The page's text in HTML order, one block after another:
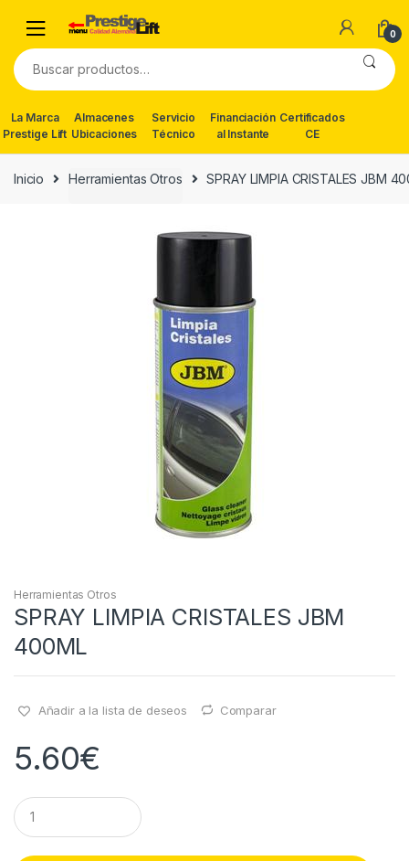
navigation
content
0
Buscar
por:
La Marca
Prestige Lift
Almacenes
Ubicaciones
Servicio
Técnico
Financiación
al Instante
Certificados
CE
Inicio Herramientas Otros SPRAY LIMPIA CRISTALES JBM
Herramientas Otros
SPRAY LIMPIA CRISTALES JBM
400ML
Añadir a la lista de deseos Comparar
5.60€
Q
u
a